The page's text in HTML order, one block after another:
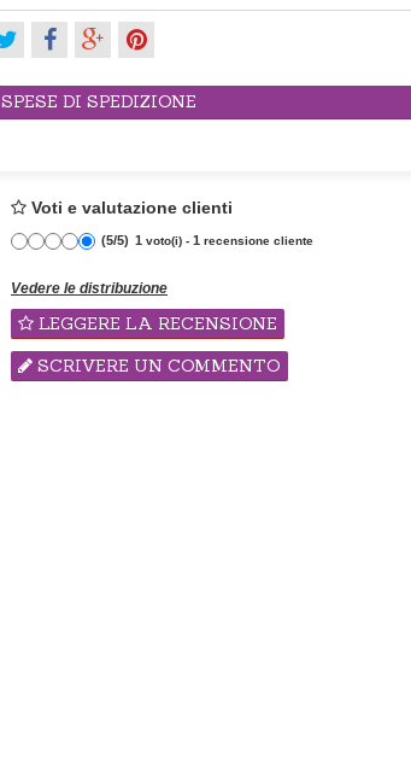
SPESE DI SPEDIZIONE
Voti e valutazione clienti
(5/5) 1 voto(i) - 1 recensione cliente
Vedere le distribuzione
LEGGERE LA RECENSIONE
SCRIVERE UN COMMENTO